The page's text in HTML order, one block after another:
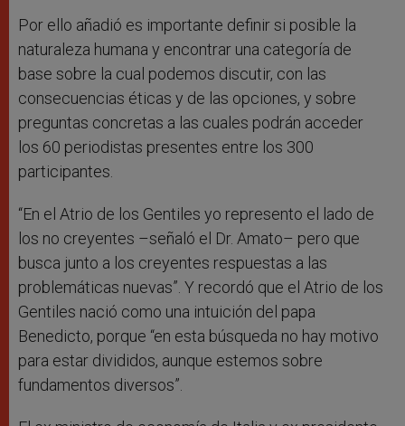
Por ello añadió es importante definir si posible la
naturaleza humana y encontrar una categoría de
base sobre la cual podemos discutir, con las
consecuencias éticas y de las opciones, y sobre
preguntas concretas a las cuales podrán acceder
los 60 periodistas presentes entre los 300
participantes.
“En el Atrio de los Gentiles yo represento el lado de
los no creyentes –señaló el Dr. Amato– pero que
busca junto a los creyentes respuestas a las
problemáticas nuevas”. Y recordó que el Atrio de los
Gentiles nació como una intuición del papa
Benedicto, porque “en esta búsqueda no hay motivo
para estar divididos, aunque estemos sobre
fundamentos diversos”.